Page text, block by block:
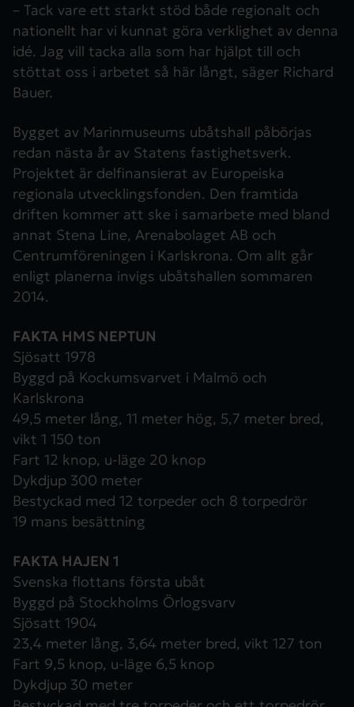
– Tack vare ett starkt stöd både regionalt och
nationellt har vi kunnat göra verklighet av denna
idé. Jag vill tacka alla som har hjälpt till och
stöttat oss i arbetet så här långt, säger Richard
Bauer.
Bygget av Marinmuseums ubåtshall påbörjas
redan nästa år av Statens fastighetsverk.
Projektet är delfinansierat av Europeiska
regionala utvecklingsfonden. Den framtida
driften kommer att ske i samarbete med bland
annat Stena Line, Arenabolaget AB och
Centrumföreningen i Karlskrona. Om allt går
enligt planerna invigs ubåtshallen sommaren
2014.
FAKTA HMS NEPTUN
Sjösatt 1978
Byggd på Kockumsvarvet i Malmö och
Karlskrona
49,5 meter lång, 11 meter hög, 5,7 meter bred,
vikt 1 150 ton
Fart 12 knop, u-läge 20 knop
Dykdjup 300 meter
Bestyckad med 12 torpeder och 8 torpedrör
19 mans besättning
FAKTA HAJEN 1
Svenska flottans första ubåt
Byggd på Stockholms Örlogsvarv
Sjösatt 1904
23,4 meter lång, 3,64 meter bred, vikt 127 ton
Fart 9,5 knop, u-läge 6,5 knop
Dykdjup 30 meter